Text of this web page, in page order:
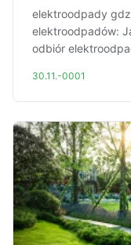
elektroodpady
elektroodpadów:
odbiór
30.11.-0001